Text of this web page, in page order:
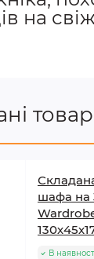
на
шафа на
В